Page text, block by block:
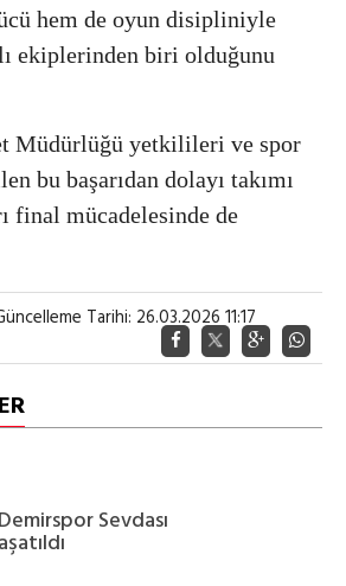
hem de oyun disipliniyle
ekiplerinden biri olduğunu
Müdürlüğü yetkilileri ve spor
bu başarıdan dolayı takımı
final mücadelesinde de
Tarihi: 26.03.2026 11:17
Sevdası